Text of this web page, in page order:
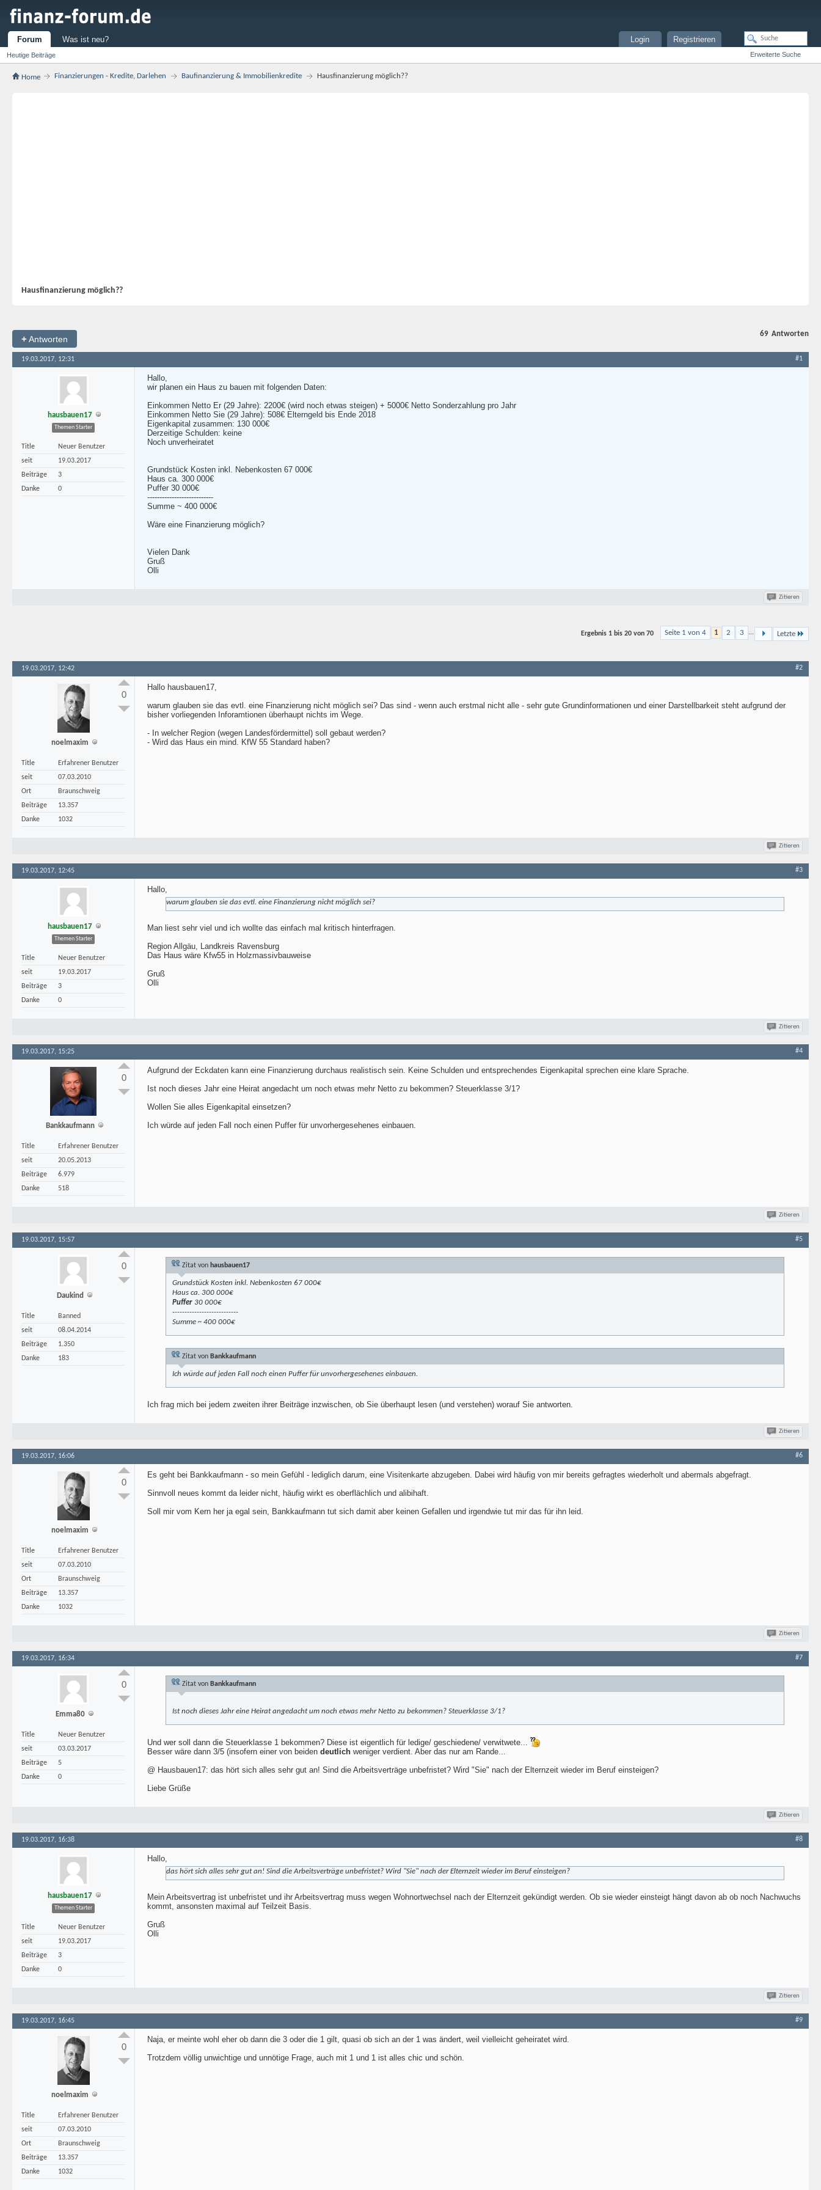
Forum
Heutige Beiträge
Was ist neu? Registrieren
Login
Erweiterte Suche
Home Finanzierungen - Kredite, Darlehen Baufinanzierung & Immobilienkredite Hausfinanzierung möglich??
Hausfinanzierung möglich??
+Antworten
69 Antworten
19.03.2017, 12:31 #1
hausbauen17
Themen Starter
Title
Neuer Benutzer
seit
19.03.2017
Beiträge
3
Danke
0
Hallo,
wir planen ein Haus zu bauen mit folgenden Daten:
Einkommen Netto Er (29 Jahre): 2200€ (wird noch etwas steigen) + 5000€ Netto Sonderzahlung pro Jahr
Einkommen Netto Sie (29 Jahre): 508€ Elterngeld bis Ende 2018
Eigenkapital zusammen: 130 000€
Derzeitige Schulden: keine
Noch unverheiratet
Grundstück Kosten inkl. Nebenkosten 67 000€
Haus ca. 300 000€
Puffer 30 000€
---------------------------
Summe ~ 400 000€
Wäre eine Finanzierung möglich?
Vielen Dank
Gruß
Olli
Zitieren
Seite 1 von 4 1 2 3 ... Letzte
Ergebnis 1 bis 20 von 70
19.03.2017, 12:42 #2
noelmaxim
Title
Erfahrener Benutzer
seit
07.03.2010
Ort
Braunschweig
Beiträge
13.357
Danke
1032
0
Hallo hausbauen17,
warum glauben sie das evtl. eine Finanzierung nicht möglich sei? Das sind - wenn auch erstmal nicht alle - sehr gute Grundinformationen und einer Darstellbarkeit steht aufgrund der
bisher vorliegenden Inforamtionen überhaupt nichts im Wege.
- In welcher Region (wegen Landesfördermittel) soll gebaut werden?
- Wird das Haus ein mind. KfW 55 Standard haben?
Zitieren
19.03.2017, 12:45 #3
hausbauen17
Themen Starter
Title
Neuer Benutzer
seit
19.03.2017
Beiträge
3
Danke
0
Hallo,
warum glauben sie das evtl. eine Finanzierung nicht möglich sei?
Man liest sehr viel und ich wollte das einfach mal kritisch hinterfragen.
Region Allgäu, Landkreis Ravensburg
Das Haus wäre Kfw55 in Holzmassivbauweise
Gruß
Olli
Zitieren
19.03.2017, 15:25 #4
Bankkaufmann
Title
Erfahrener Benutzer
seit
20.05.2013
Beiträge
6.979
Danke
518
0
Aufgrund der Eckdaten kann eine Finanzierung durchaus realistisch sein. Keine Schulden und entsprechendes Eigenkapital sprechen eine klare Sprache.
Ist noch dieses Jahr eine Heirat angedacht um noch etwas mehr Netto zu bekommen? Steuerklasse 3/1?
Wollen Sie alles Eigenkapital einsetzen?
Ich würde auf jeden Fall noch einen Puffer für unvorhergesehenes einbauen.
Zitieren
19.03.2017, 15:57 #5
Daukind
Title
Banned
seit
08.04.2014
Beiträge
1.350
Danke
183
0 Zitat von hausbauen17
Grundstück Kosten inkl. Nebenkosten 67 000€
Haus ca. 300 000€
Puffer 30 000€
---------------------------
Summe ~ 400 000€
Zitat von Bankkaufmann
Ich würde auf jeden Fall noch einen Puffer für unvorhergesehenes einbauen.
Ich frag mich bei jedem zweiten ihrer Beiträge inzwischen, ob Sie überhaupt lesen (und verstehen) worauf Sie antworten.
Zitieren
19.03.2017, 16:06 #6
noelmaxim
Title
Erfahrener Benutzer
seit
07.03.2010
Ort
Braunschweig
Beiträge
13.357
Danke
1032
0
Es geht bei Bankkaufmann - so mein Gefühl - lediglich darum, eine Visitenkarte abzugeben. Dabei wird häufig von mir bereits gefragtes wiederholt und abermals abgefragt.
Sinnvoll neues kommt da leider nicht, häufig wirkt es oberflächlich und alibihaft.
Soll mir vom Kern her ja egal sein, Bankkaufmann tut sich damit aber keinen Gefallen und irgendwie tut mir das für ihn leid.
Zitieren
19.03.2017, 16:34 #7
Emma80
Title
Neuer Benutzer
seit
03.03.2017
Beiträge
5
Danke
0
0 Zitat von Bankkaufmann
Ist noch dieses Jahr eine Heirat angedacht um noch etwas mehr Netto zu bekommen? Steuerklasse 3/1?
Und wer soll dann die Steuerklasse 1 bekommen? Diese ist eigentlich für ledige/ geschiedene/ verwitwete...
Besser wäre dann 3/5 (insofern einer von beiden deutlich weniger verdient. Aber das nur am Rande...
@ Hausbauen17: das hört sich alles sehr gut an! Sind die Arbeitsverträge unbefristet? Wird "Sie" nach der Elternzeit wieder im Beruf einsteigen?
Liebe Grüße
Zitieren
19.03.2017, 16:38 #8
hausbauen17
Themen Starter
Title
Neuer Benutzer
seit
19.03.2017
Beiträge
3
Danke
0
Hallo,
das hört sich alles sehr gut an! Sind die Arbeitsverträge unbefristet? Wird "Sie" nach der Elternzeit wieder im Beruf einsteigen?
Mein Arbeitsvertrag ist unbefristet und ihr Arbeitsvertrag muss wegen Wohnortwechsel nach der Elternzeit gekündigt werden. Ob sie wieder einsteigt hängt davon ab ob noch Nachwuchs
kommt, ansonsten maximal auf Teilzeit Basis.
Gruß
Olli
Zitieren
19.03.2017, 16:45 #9
noelmaxim
Title
Erfahrener Benutzer
seit
07.03.2010
Ort
Braunschweig
Beiträge
13.357
Danke
1032
0
Naja, er meinte wohl eher ob dann die 3 oder die 1 gilt, quasi ob sich an der 1 was ändert, weil vielleicht geheiratet wird.
Trotzdem völlig unwichtige und unnötige Frage, auch mit 1 und 1 ist alles chic und schön.